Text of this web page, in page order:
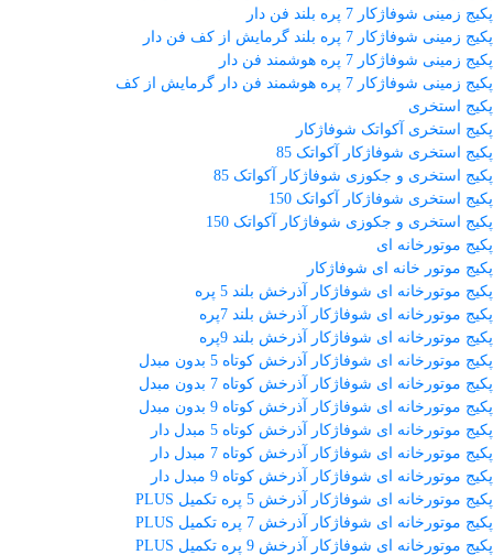
پکیج زمینی شوفاژکار 7 پره بلند فن دار
پکیج زمینی شوفاژکار 7 پره بلند گرمایش از کف فن دار
پکیج زمینی شوفاژکار 7 پره هوشمند فن دار
پکیج زمینی شوفاژکار 7 پره هوشمند فن دار گرمایش از کف
پکیج استخری
پکیج استخری آکواتک شوفاژکار
پکیج استخری شوفاژکار آکواتک 85
پکیج استخری و جکوزی شوفاژکار آکواتک 85
پکیج استخری شوفاژکار آکواتک 150
پکیج استخری و جکوزی شوفاژکار آکواتک 150
پکیج موتورخانه ای
پکیج موتور خانه ای شوفاژکار
پکیج موتورخانه ای شوفاژکار آذرخش بلند 5 پره
پکیج موتورخانه ای شوفاژکار آذرخش بلند 7پره
پکیج موتورخانه ای شوفاژکار آذرخش بلند 9پره
پکیج موتورخانه ای شوفاژکار آذرخش کوتاه 5 بدون مبدل
پکیج موتورخانه ای شوفاژکار آذرخش کوتاه 7 بدون مبدل
پکیج موتورخانه ای شوفاژکار آذرخش کوتاه 9 بدون مبدل
پکیج موتورخانه ای شوفاژکار آذرخش کوتاه 5 مبدل دار
پکیج موتورخانه ای شوفاژکار آذرخش کوتاه 7 مبدل دار
پکیج موتورخانه ای شوفاژکار آذرخش کوتاه 9 مبدل دار
پکیج موتورخانه ای شوفاژکار آذرخش 5 پره تکمیل PLUS
پکیج موتورخانه ای شوفاژکار آذرخش 7 پره تکمیل PLUS
پکیج موتورخانه ای شوفاژکار آذرخش 9 پره تکمیل PLUS